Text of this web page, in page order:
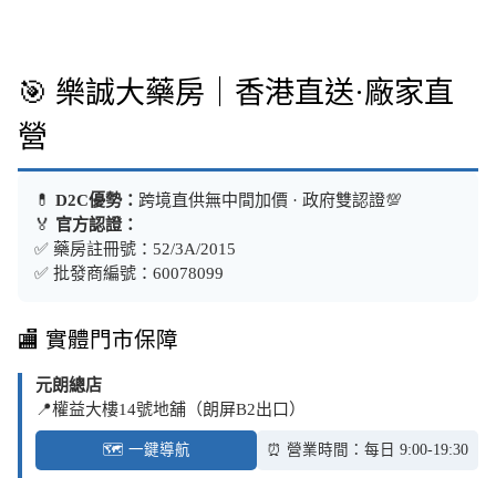
🎯 樂誠大藥房｜香港直送·廠家直
營
💊 D2C優勢： 跨境直供無中間加價 · 政府雙認證💯
🏅 官方認證：
✅ 藥房註冊號：52/3A/2015
✅ 批發商編號：60078099
🏬 實體門市保障
元朗總店
📍權益大樓14號地舖（朗屏B2出口）
🗺️ 一鍵導航 ⏰ 營業時間：每日 9:00-19:30